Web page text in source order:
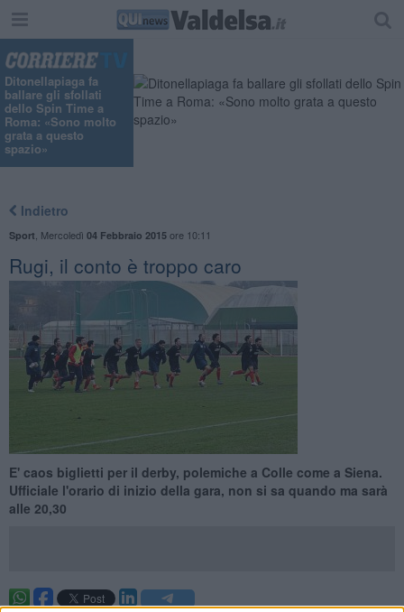
Ditonellapiaga fa
ballare gli sfollati
dello Spin Time a
Roma: «Sono molto
grata a questo
spazio»
Indietro
Sport Mercoledì 04 Febbraio 2015ore 10:11
Rugi, il conto è troppo caro
E' caos biglietti per il derby, polemiche a Colle come a Siena.
Ufficiale l'orario di inizio della gara, non si sa quando ma sarà
alle 20,30